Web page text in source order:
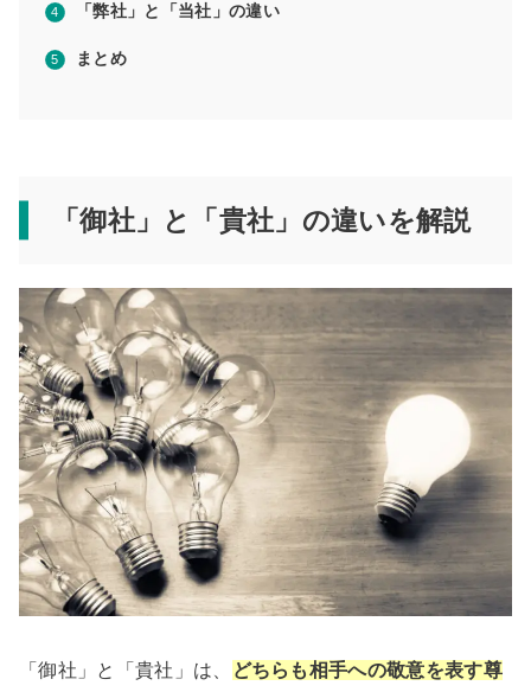
「弊社」と「当社」の違い
まとめ
「御社」と「貴社」の違いを解説
「御社」と「貴社」は、
どちらも相手への敬意を表す尊